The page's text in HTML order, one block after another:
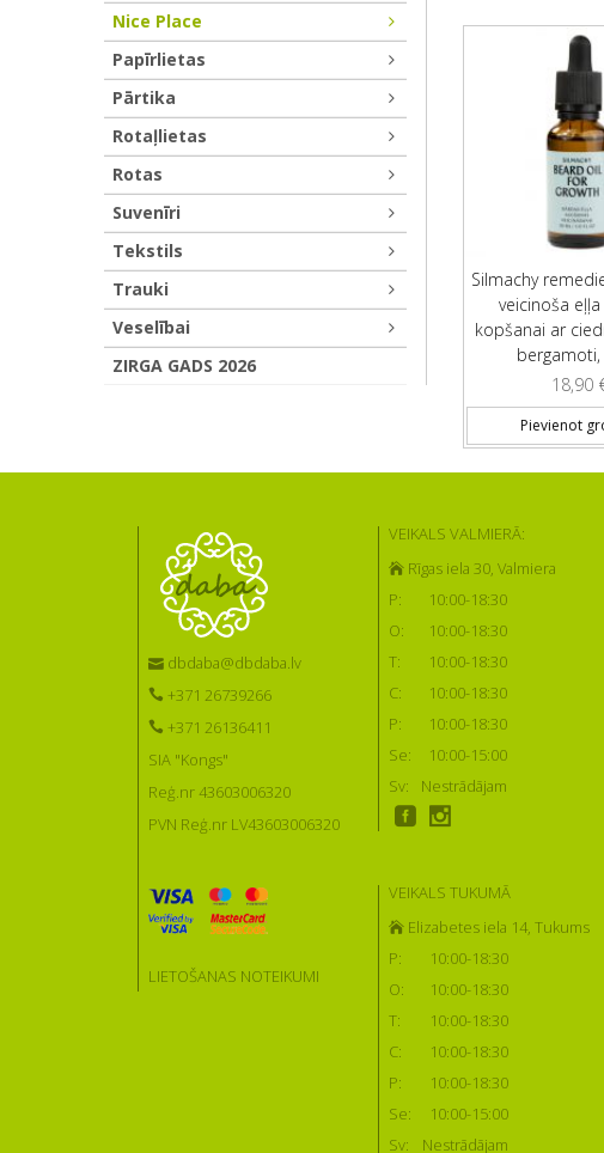
Silmachy
veicinoša
kopšanai ar
18,90
Pievienot
Nice Place
Papīrlietas
Pārtika
Rotaļlietas
Rotas
Suvenīri
Tekstils
Trauki
Veselībai
ZIRGA GADS 2026
dbdaba@dbdaba.lv
+371 26739266
+371 26136411
SIA "Kongs"
Reģ.nr 43603006320
PVN Reģ.nr LV43603006320
LIETOŠANAS NOTEIKUMI
VEIKALS VALMIERĀ:
Rīgas iela 30, Valmiera
P:
10:00-18:30
O:
10:00-18:30
T:
10:00-18:30
C:
10:00-18:30
P:
10:00-18:30
Se:
10:00-15:00
Sv:
Nestrādājam
VEIKALS TUKUMĀ
Elizabetes iela 14, Tukums
P:
10:00-18:30
O:
10:00-18:30
T:
10:00-18:30
C:
10:00-18:30
P:
10:00-18:30
Se:
10:00-15:00
Sv:
Nestrādājam